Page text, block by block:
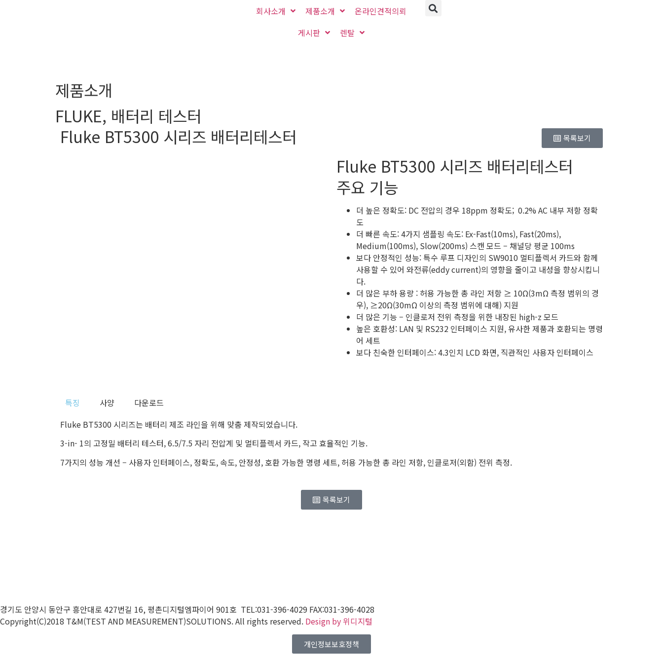
회사소개 제품소개
온라인견적의뢰
게시판
렌탈
제품소개
FLUKE, 배터리 테스터
Fluke BT5300 시리즈 배터리테스터
목록보기
Fluke BT5300 시리즈 배터리테스터
주요 기능
더 높은 정확도: DC 전압의 경우 18ppm 정확도; 0.2% AC 내부 저항 정확
도
더 빠른 속도: 4가지 샘플링 속도: Ex-Fast(10ms), Fast(20ms),
Medium(100ms), Slow(200ms) 스캔 모드 – 채널당 평균 100ms
보다 안정적인 성능: 특수 루프 디자인의 SW9010 멀티플렉서 카드와 함께
사용할 수 있어 와전류(eddy current)의 영향을 줄이고 내성을 향상시킵니
다.
더 많은 부하 용량 : 허용 가능한 총 라인 저항 ≥ 10Ω(3mΩ 측정 범위의 경
우), ≥20Ω(30mΩ 이상의 측정 범위에 대해) 지원
더 많은 기능 – 인클로저 전위 측정을 위한 내장된 high-z 모드
높은 호환성: LAN 및 RS232 인터페이스 지원, 유사한 제품과 호환되는 명령
어 세트
보다 친숙한 인터페이스: 4.3인치 LCD 화면, 직관적인 사용자 인터페이스
특징 사양
다운로드
Fluke BT5300 시리즈는 배터리 제조 라인을 위해 맞춤 제작되었습니다.
3-in- 1의 고정밀 배터리 테스터, 6.5/7.5 자리 전압계 및 멀티플렉서 카드, 작고 효율적인 기능.
7가지의 성능 개선 – 사용자 인터페이스, 정확도, 속도, 안정성, 호환 가능한 명령 세트, 허용 가능한 총 라인 저항, 인클로저(외함) 전위 측정.
목록보기
경기도 안양시 동안구 흥안대로 427번길 16, 평촌디지털엠파이어 901호 TEL:031-396-4029 FAX:031-396-4028
Copyright(C)2018 T&M(TEST AND MEASUREMENT)SOLUTIONS. All rights reserved. Design by 위디지털
개인정보보호정책